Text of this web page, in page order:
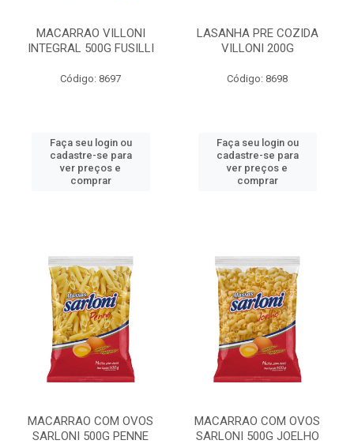
MACARRAO VILLONI
INTEGRAL 500G FUSILLI
Código: 8697
Faça seu login ou
cadastre-se para
ver preços e
comprar
LASANHA PRE COZIDA
VILLONI 200G
Código: 8698
Faça seu login ou
cadastre-se para
ver preços e
comprar
MACARRAO COM OVOS
SARLONI 500G PENNE
MACARRAO COM OVOS
SARLONI 500G JOELHO